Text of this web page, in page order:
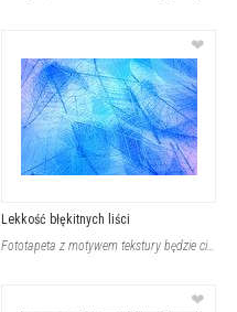
❤
Lekkość błękitnych liści
Fototapeta z motywem tekstury będzie ciekawym urozmaiceniem nie jednego wnętrza.
❤